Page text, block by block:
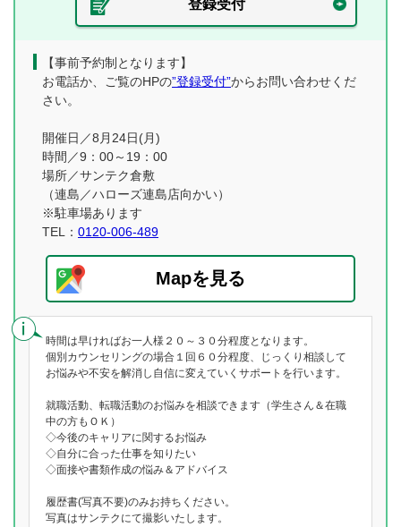
登録受付
【事前予約制となります】
お電話か、ご覧のHPの”登録受付”からお問い合わせくだ
さい。
開催日／8月24日(月)
時間／9：00～19：00
場所／サンテク倉敷
（連島／ハローズ連島店向かい）
※駐車場あります
TEL： 0120-006-489
Mapを見る
時間は早ければお一人様２０～３０分程度となります。
個別カウンセリングの場合１回６０分程度、じっくり相談して
お悩みや不安を解消し自信に変えていくサポートを行います。
就職活動、転職活動のお悩みを相談できます（学生さん＆在職
中の方もＯＫ）
◇今後のキャリアに関するお悩み
◇自分に合った仕事を知りたい
◇面接や書類作成の悩み＆アドバイス
履歴書(写真不要)のみお持ちください。
写真はサンテクにて撮影いたします。